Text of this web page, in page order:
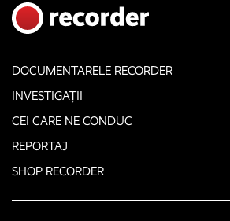
DOCUMENTARELE RECORDER
INVESTIGAȚII
CEI CARE NE CONDUC
REPORTAJ
SHOP RECORDER